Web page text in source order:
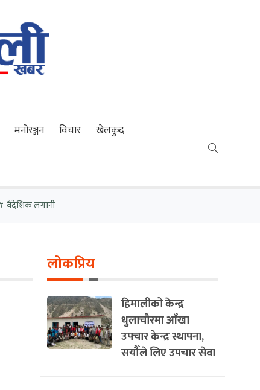
मनोरञ्जन विचार खेलकुद
वैदेशिक लगानी
लोकप्रिय
हिमालीको केन्द्र
धुलाचौरमा आँखा
उपचार केन्द्र स्थापना,
सयौँले लिए उपचार सेवा